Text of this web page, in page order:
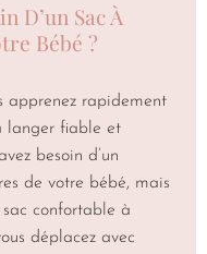
D’un Sac À
Bébé ?
apprenez rapidement
langer fiable et
besoin d’un
de votre bébé, mais
sac confortable à
déplacez avec